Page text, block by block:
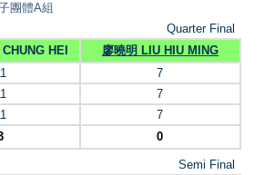
團體A組
Quarter Final
HEI
廖曉明 LIU HIU MING
7
7
7
0
Semi Final